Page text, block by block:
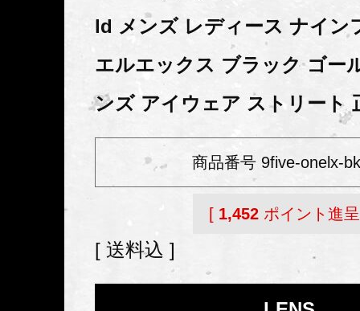
ld メンズ レディース ナイン
エルエックス ブラック ゴー
ンズ アイウェア ストリート
商品番号 9five-onelx-
[ 1,452 ポイント進
送料込